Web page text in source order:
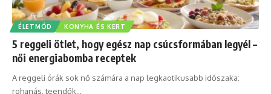
ÉLETMÓD KONYHA ÉS KERT
5 reggeli ötlet, hogy egész nap csúcsformában legyél –
női energiabomba receptek
A reggeli órák sok nő számára a nap legkaotikusabb időszaka:
rohanás, teendők…